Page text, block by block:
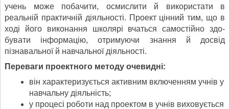
учень може побачити, осмислити й використати в
реальній практичній діяль­ності. Проект цінний тим, що в
ході його виконання школярі вчаться самостійно здо­
бувати інформацію, отримуючи знання й досвід
пізнавальної й навчальної діяль­ності.
Переваги проектного методу очевидні:
він характеризується активним включенням учнів у
навчальну діяльність;
у процесі роботи над проектом в учнів виховується